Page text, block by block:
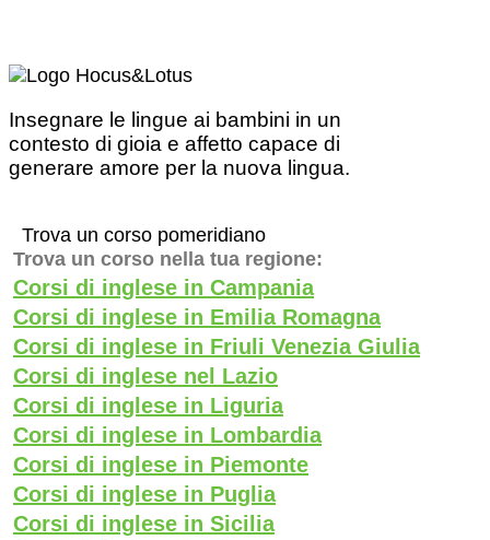
Insegnare le lingue ai bambini in un
contesto di gioia e affetto capace di
generare amore per la nuova lingua.
Trova un corso pomeridiano
Trova un corso nella tua regione:
Corsi di inglese in Campania
Corsi di inglese in Emilia Romagna
Corsi di inglese in Friuli Venezia Giulia
Corsi di inglese nel Lazio
Corsi di inglese in Liguria
Corsi di inglese in Lombardia
Corsi di inglese in Piemonte
Corsi di inglese in Puglia
Corsi di inglese in Sicilia